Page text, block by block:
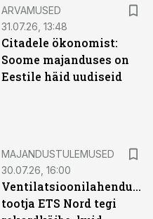
ARVAMUSED
31.07.26, 13:48
Citadele ökonomist:
Soome majanduses on
Eestile häid uudiseid
MAJANDUSTULEMUSED
30.07.26, 16:00
Ventilatsioonilahenduste
tootja ETS Nord tegi